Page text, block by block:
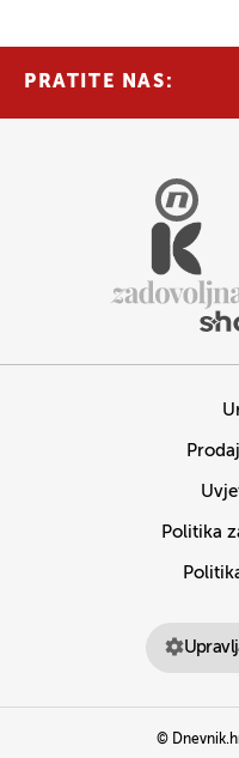
PRATITE NAS:
Politika
©